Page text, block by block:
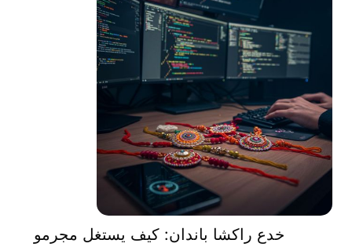
خدع راكشا باندان: كيف يستغل مجرمو